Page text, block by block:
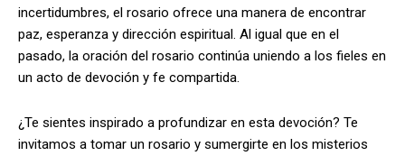
incertidumbres, el rosario ofrece una manera de encontrar
paz, esperanza y dirección espiritual. Al igual que en el
pasado, la oración del rosario continúa uniendo a los fieles en
un acto de devoción y fe compartida.
¿Te sientes inspirado a profundizar en esta devoción? Te
invitamos a tomar un rosario y sumergirte en los misterios